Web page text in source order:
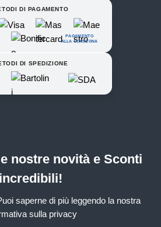
DI PAGAMENTO
PAGAMENTO
ALLA CONSEGNA
DI SPEDIZIONE
nostre novità e Sconti
incredibili!
saperne di più leggendo la nostra
sulla privacy